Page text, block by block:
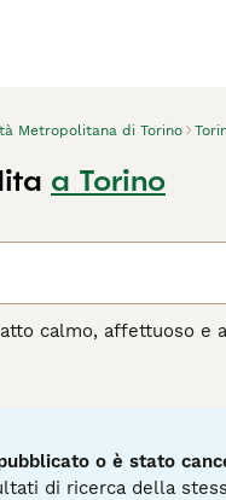
Metropolitana di Torino
a Torino
calmo, affettuoso e
GCCF, sebbene sia
per
o è stato
di ricerca della